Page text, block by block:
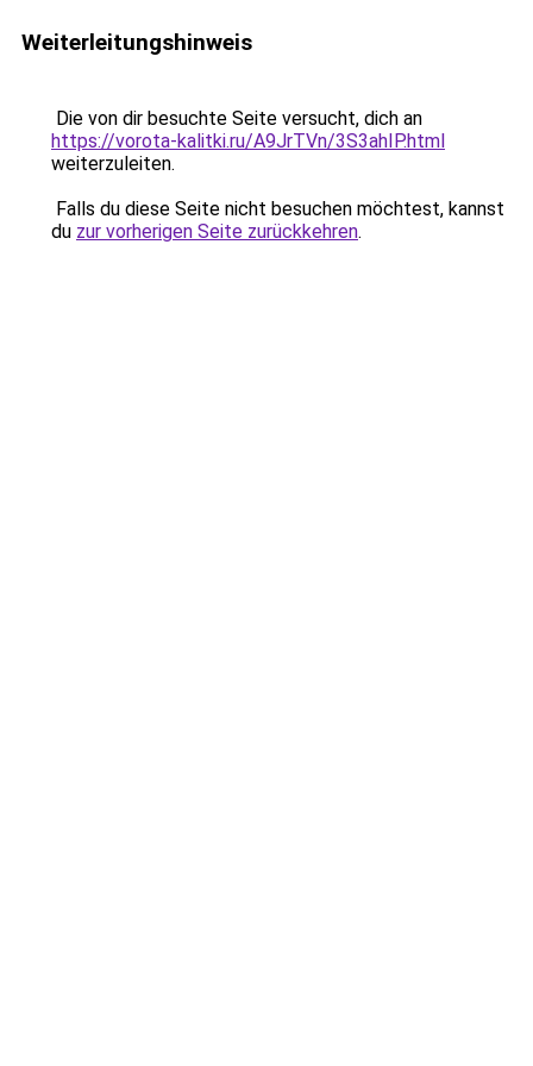
Weiterleitungshinweis
Die von dir besuchte Seite versucht, dich an
https://vorota-kalitki.ru/A9JrTVn/3S3ahIP.html
weiterzuleiten.
Falls du diese Seite nicht besuchen möchtest, kannst
du zur vorherigen Seite zurückkehren.